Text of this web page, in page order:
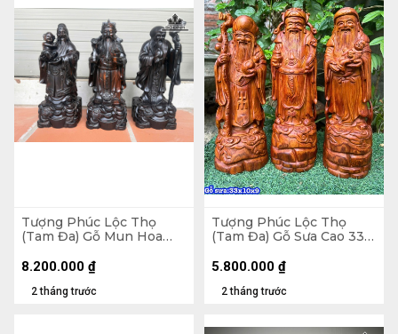
Tượng Phúc Lộc Thọ
(Tam Đa) Gỗ Mun Hoa
(cm)
2 tháng trước
8.200.000 ₫
Tượng Phúc Lộc Thọ
(Tam Đa) Gỗ Sưa Cao 33
2 tháng trước
5.800.000 ₫